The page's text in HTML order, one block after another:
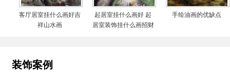
客厅居室挂什么画好吉
祥山水画
起居室挂什么画好 起
居室装饰挂什么画招财
手绘油画的优缺点
装饰案例